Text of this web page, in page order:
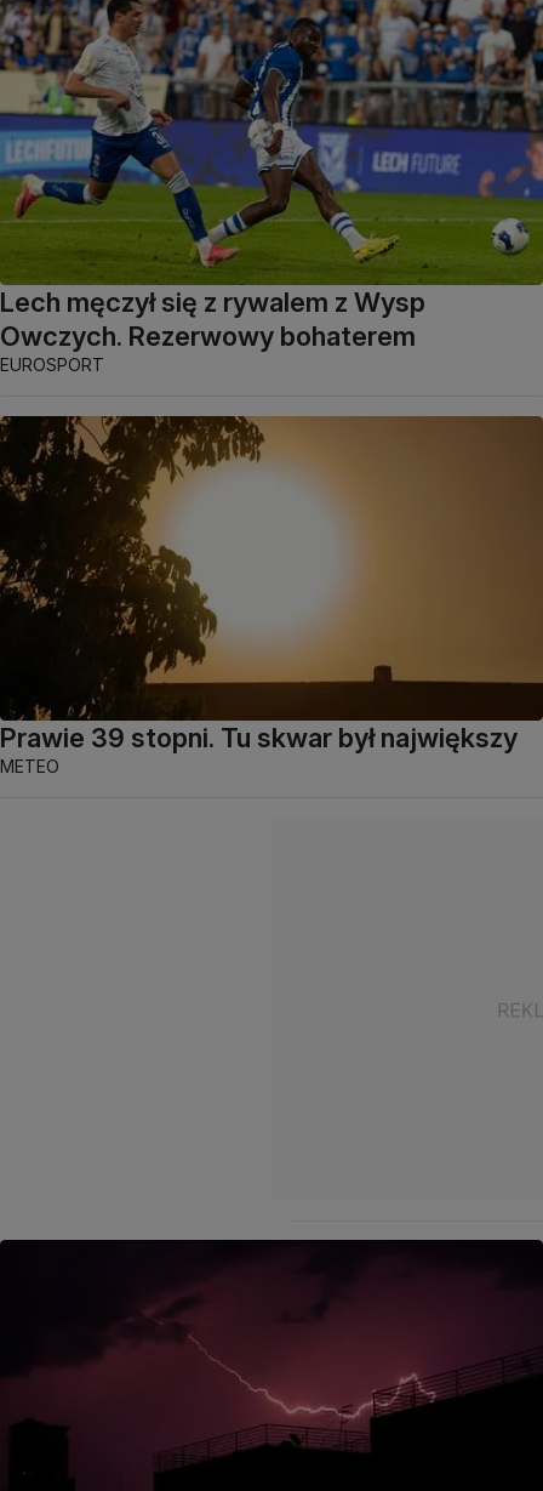
Lech męczył się z rywalem z Wysp
Owczych. Rezerwowy bohaterem
EUROSPORT
Prawie 39 stopni. Tu skwar był największy
METEO